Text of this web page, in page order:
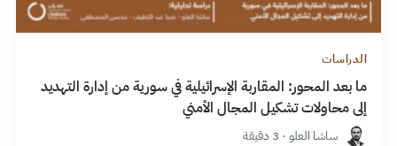
الدراسات
ما بعد المحور: المقاربة الإسرائيلية في سورية من إدارة التهديد
إلى محاولات تشكيل المجال الأمني
ساشا العلو · 3 دقيقة